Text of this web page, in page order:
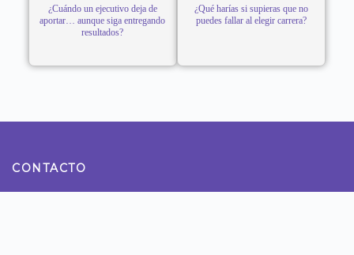
¿Cuándo un ejecutivo deja de
aportar… aunque siga entregando
resultados?
¿Qué harías si supieras que no
puedes fallar al elegir carrera?
CONTACTO